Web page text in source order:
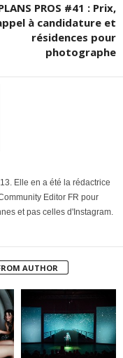
PROS #41 : Prix,
à candidature et
résidences pour
photographe
Elle en a été la rédactrice
Editor FR pour
et pas celles d'Instagram.
AUTHOR